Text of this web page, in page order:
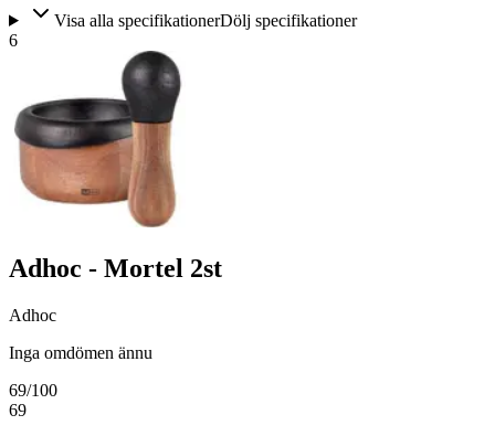
Visa alla specifikationerDölj specifikationer
6
Adhoc - Mortel 2st
Adhoc
Inga omdömen ännu
69/100
69